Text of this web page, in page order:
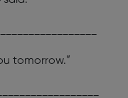
tomorrow.”